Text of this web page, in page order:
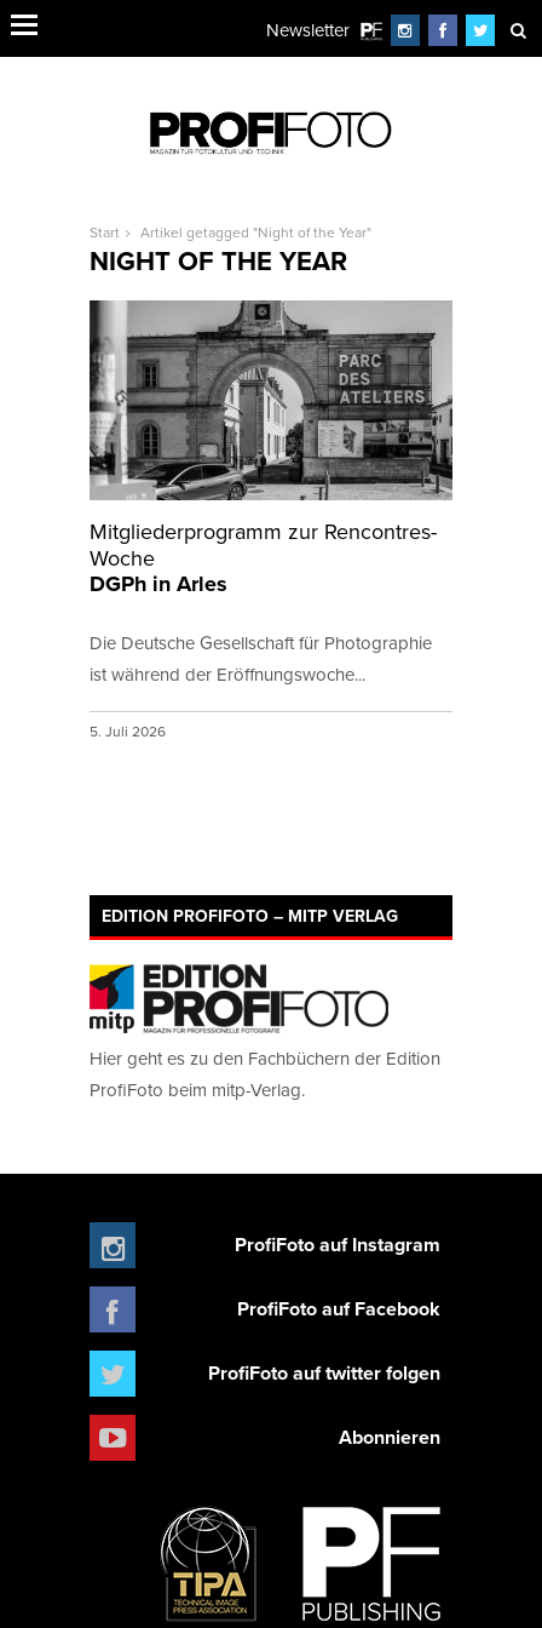
Newsletter
Start Artikel getagged "Night of the Year"
NIGHT OF THE YEAR
Mitgliederprogramm zur Rencontres-
Woche
DGPh in Arles
Die Deutsche Gesellschaft für Photographie
ist während der Eröffnungswoche...
5. Juli 2026
EDITION PROFIFOTO – MITP VERLAG
Hier geht es zu den Fachbüchern der Edition
ProfiFoto beim mitp-Verlag.
ProfiFoto auf Instagram
ProfiFoto auf Facebook
ProfiFoto auf twitter folgen
Abonnieren